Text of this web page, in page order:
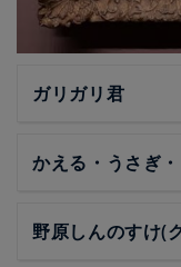
ガリガリ君
かえる・うさぎ
野原しんのすけ(